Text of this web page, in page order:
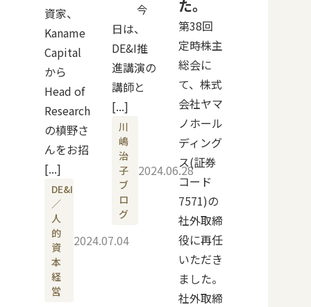
資家、
Kaname
Capital
から
Head of
Research
の槙野さ
んをお招
[...]
DE&I
／
人
的
資
本
経
営
2024.07.04
今
日は、
DE&I推
進講演の
講師と
[...]
川
嶋
治
子
ブ
ロ
グ
2024.06.28
た。
第38回
定時株主
総会に
て、株式
会社ヤマ
ノホール
ディング
ス(証券
コード
7571)の
社外取締
役に再任
いただき
ました。
社外取締